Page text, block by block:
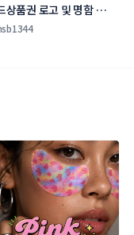
상품권 로고 및 명함 의뢰
다